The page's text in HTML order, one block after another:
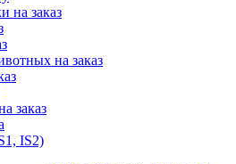
на заказ
на заказ
заказ
IS2)